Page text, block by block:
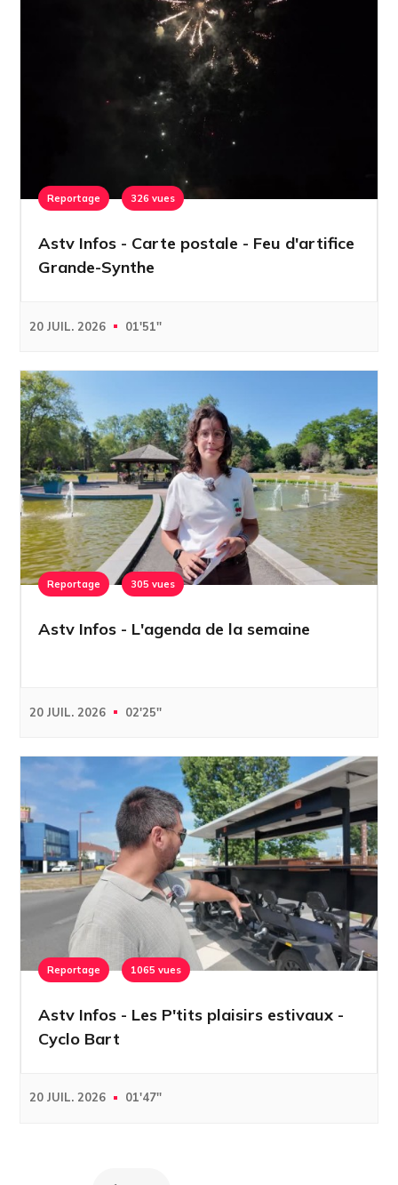
Reportage 326 vues
Astv Infos - Carte postale - Feu d'artifice
Grande-Synthe
20 JUIL. 2026 01'51''
Reportage 305 vues
Astv Infos - L'agenda de la semaine
20 JUIL. 2026 02'25''
Reportage 1065 vues
Astv Infos - Les P'tits plaisirs estivaux -
Cyclo Bart
20 JUIL. 2026 01'47''